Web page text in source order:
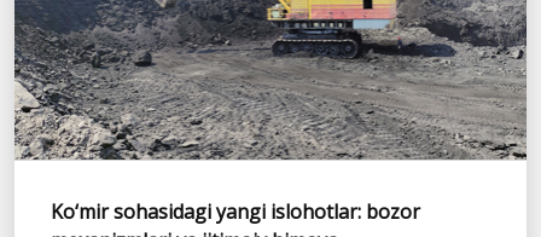
Ko‘mir sohasidagi yangi islohotlar: bozor